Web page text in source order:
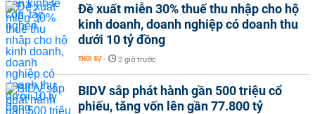
Đề xuất miễn 30% thuế thu nhập cho hộ
kinh doanh, doanh nghiệp có doanh thu
dưới 10 tỷ đồng
THỜI SỰ - 2 giờ trước
BIDV sắp phát hành gần 500 triệu cổ
phiếu, tăng vốn lên gần 77.800 tỷ